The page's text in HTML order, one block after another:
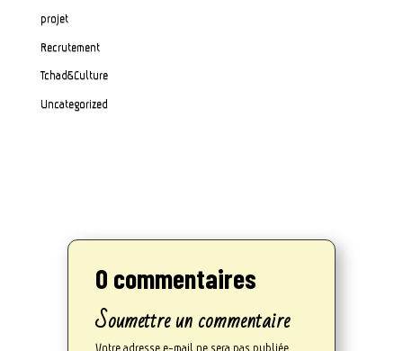
projet
Recrutement
Tchad&Culture
Uncategorized
0 commentaires
Soumettre un commentaire
Votre adresse e-mail ne sera pas publiée.